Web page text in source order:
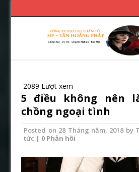
2089 Lượt xem
5 điều không nên
chồng ngoại tình
Posted on 28 Tháng năm, 2018by
tức | 0 Phản hồi